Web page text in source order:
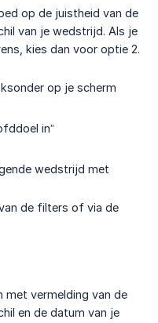
op de juistheid van de
van je wedstrijd. Als je
kies dan voor optie 2.
op je scherm
in”
wedstrijd met
de filters of via de
met vermelding van de
en de datum van je